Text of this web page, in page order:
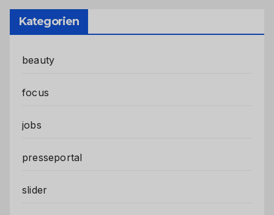
Kategorien
beauty
focus
jobs
presseportal
slider